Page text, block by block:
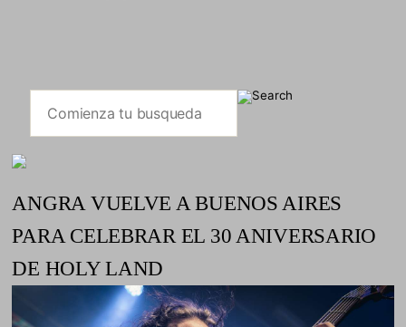
ANGRA VUELVE A BUENOS AIRES
PARA CELEBRAR EL 30 ANIVERSARIO
DE HOLY LAND